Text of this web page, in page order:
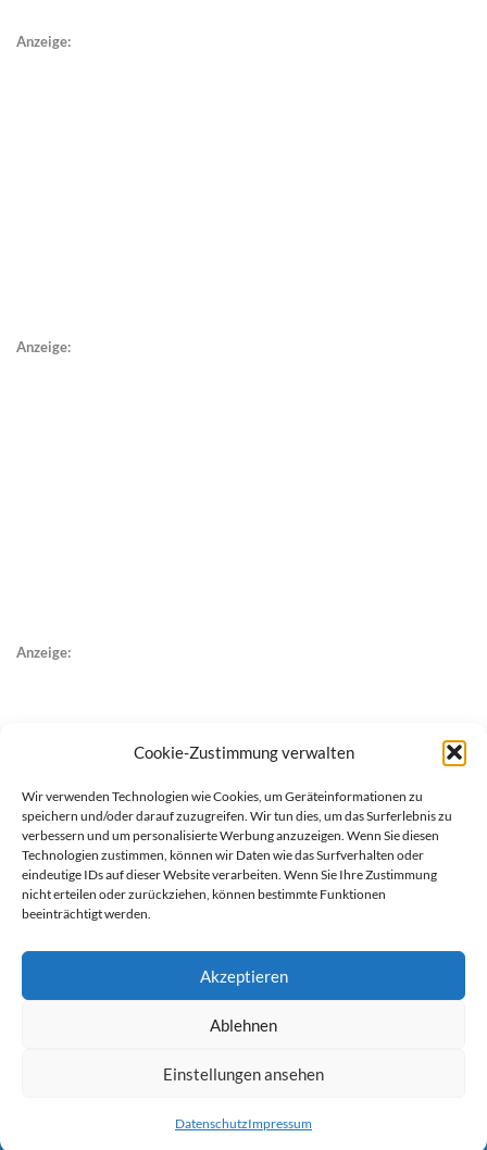
Cookie-Zustimmung verwalten
Wir verwenden Technologien wie Cookies, um Geräteinformationen zu
speichern und/oder darauf zuzugreifen. Wir tun dies, um das Surferlebnis zu
verbessern und um personalisierte Werbung anzuzeigen. Wenn Sie diesen
Technologien zustimmen, können wir Daten wie das Surfverhalten oder
eindeutige IDs auf dieser Website verarbeiten. Wenn Sie Ihre Zustimmung
nicht erteilen oder zurückziehen, können bestimmte Funktionen
beeinträchtigt werden.
Akzeptieren
Ablehnen
Einstellungen ansehen
DatenschutzImpressum
Anzeige:
Anzeige:
Anzeige:
MyWebstage.de.